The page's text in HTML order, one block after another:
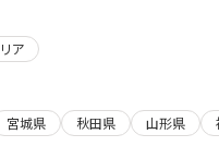
ア
宮城県 秋田県 山形県